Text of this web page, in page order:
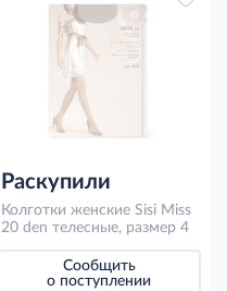
Раскупили
Колготки женские Sisi Miss
20 den телесные, размер 4
Сообщить
о поступлении